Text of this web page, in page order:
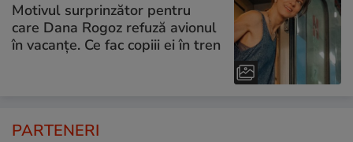
Motivul surprinzător pentru
care Dana Rogoz refuză avionul
în vacanțe. Ce fac copiii ei în tren
PARTENERI